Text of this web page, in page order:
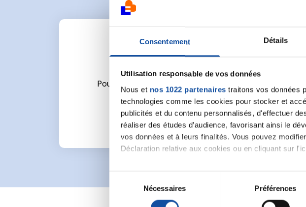
Consentement Détails
Utilisation responsable de vos données
Nous et nos 1022 partenaires traitons vos données
technologies comme les cookies pour stocker et
publicités et du contenu personnalisés, d'effectuer
réaliser des études d’audience, favorisant ainsi le
vos données et à leurs finalités. Vous pouvez
Déclaration relative aux cookies ou en cliquant sur
Si vous le permettez, nous aimerions également :
Collecter des informations sur votre
é
Nécessaires Préférences
Ecrire
Pour écrire un commentaire ou lancer une nouvelle
Se connecter